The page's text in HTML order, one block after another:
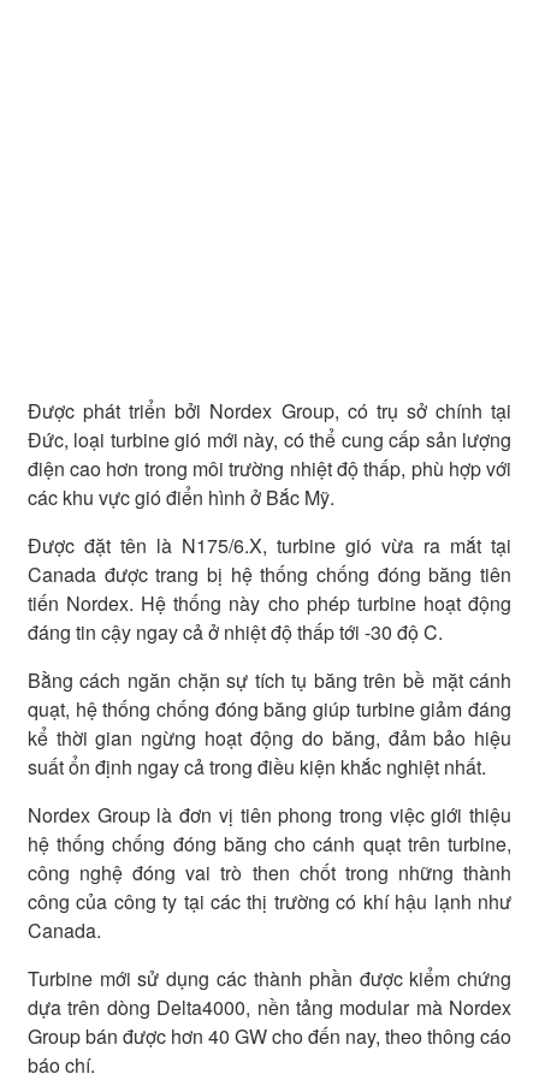
Được phát triển bởi Nordex Group, có trụ sở chính tại
Đức, loại turbine gió mới này, có thể cung cấp sản lượng
điện cao hơn trong môi trường nhiệt độ thấp, phù hợp với
các khu vực gió điển hình ở Bắc Mỹ.
Được đặt tên là N175/6.X, turbine gió vừa ra mắt tại
Canada được trang bị hệ thống chống đóng băng tiên
tiến Nordex. Hệ thống này cho phép turbine hoạt động
đáng tin cậy ngay cả ở nhiệt độ thấp tới -30 độ C.
Bằng cách ngăn chặn sự tích tụ băng trên bề mặt cánh
quạt, hệ thống chống đóng băng giúp turbine giảm đáng
kể thời gian ngừng hoạt động do băng, đảm bảo hiệu
suất ổn định ngay cả trong điều kiện khắc nghiệt nhất.
Nordex Group là đơn vị tiên phong trong việc giới thiệu
hệ thống chống đóng băng cho cánh quạt trên turbine,
công nghệ đóng vai trò then chốt trong những thành
công của công ty tại các thị trường có khí hậu lạnh như
Canada.
Turbine mới sử dụng các thành phần được kiểm chứng
dựa trên dòng Delta4000, nền tảng modular mà Nordex
Group bán được hơn 40 GW cho đến nay, theo thông cáo
báo chí.